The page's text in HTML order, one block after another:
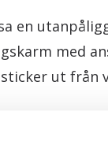
en
med
ut från